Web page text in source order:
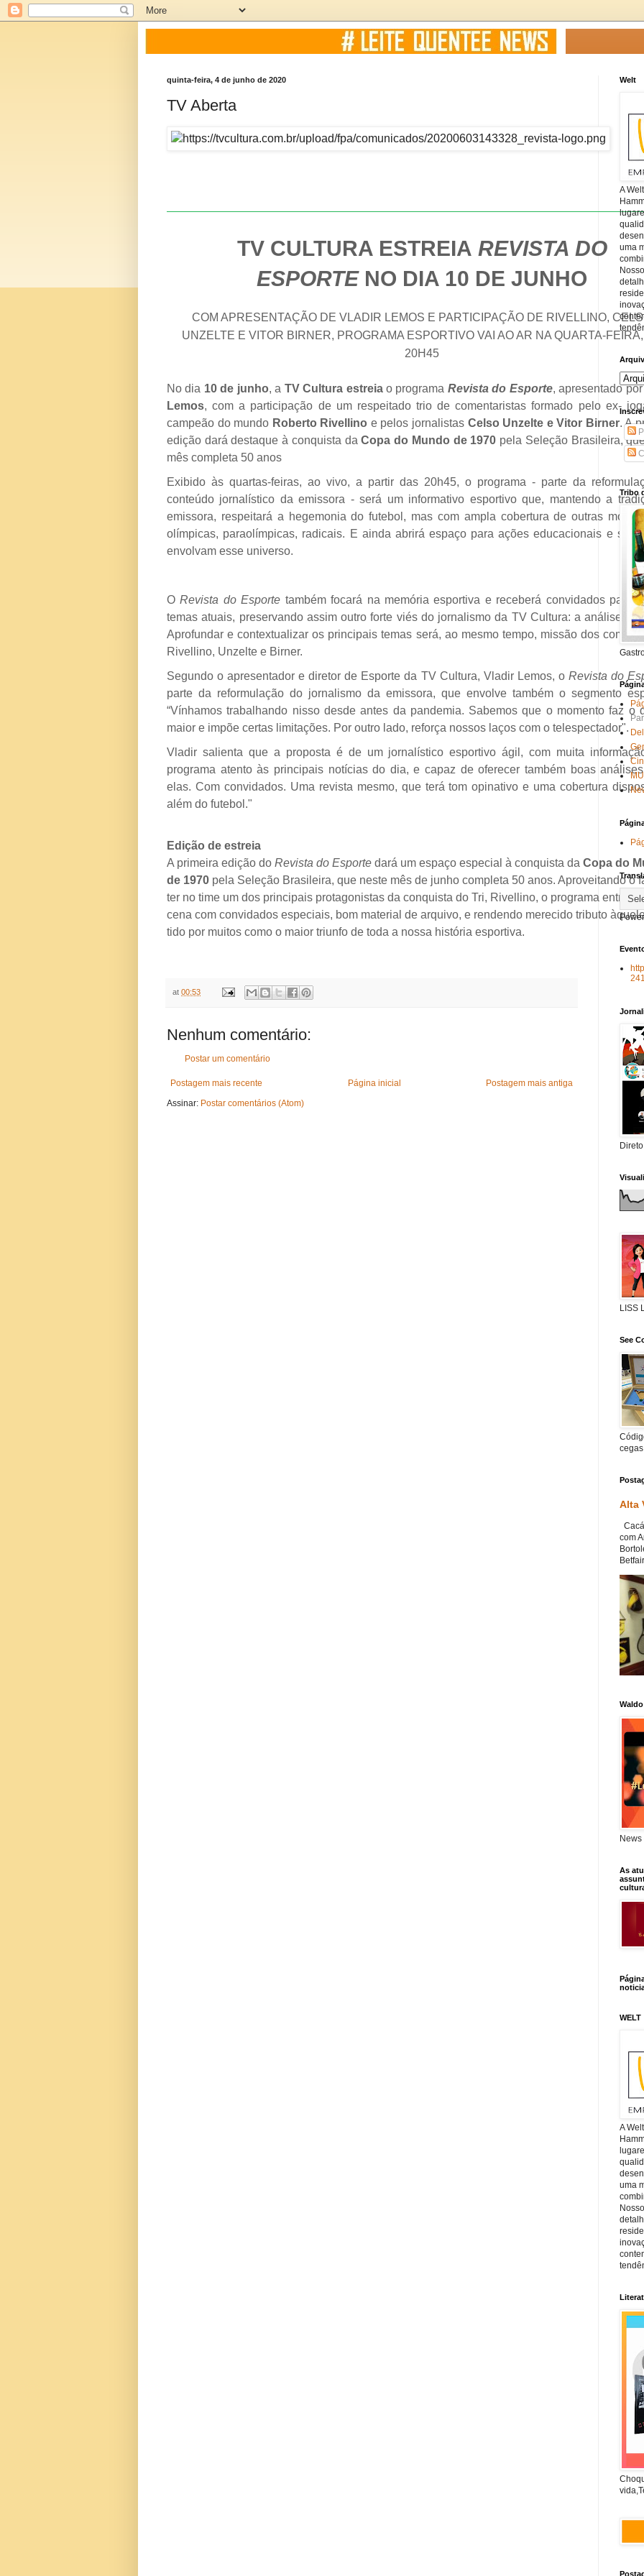
quinta-feira, 4 de junho de 2020
TV Aberta
TV CULTURA ESTREIA REVISTA DO
ESPORTENO DIA 10 DE JUNHO
COM APRESENTAÇÃO DE VLADIR LEMOS E PARTICIPAÇÃO DE RIVELLINO,
UNZELTE E VITOR BIRNER, PROGRAMA ESPORTIVO VAI AO AR NA QUARTA-
20H45
No dia 10 de junho, a TV Cultura estreiao programa Revista do Esporte, apresentado
Lemos, com a participação de um respeitado trio de comentaristas formado pelo ex-
campeão do mundo Roberto Rivellino e pelos jornalistas Celso Unzelte e Vitor Birner. A
edição dará destaque à conquista daCopa do Mundo de 1970 pela Seleção Brasileira,
mês completa 50 anos
Exibido às quartas-feiras, ao vivo, a partir das 20h45, o programa - parte da
conteúdo jornalístico da emissora - será um informativo esportivo que, mantendo a
emissora, respeitará a hegemonia do futebol, mas com ampla cobertura de outras
olímpicas, paraolímpicas, radicais. E ainda abrirá espaço para ações educacionais e
envolvam esse universo.
ORevista do Esporte também focará na memória esportiva e receberá convidados para
temas atuais, preservando assim outro forte viés do jornalismo da TV Cultura: a análise, o
Aprofundar e contextualizar os principais temas será, ao mesmo tempo, missão dos
Rivellino, Unzelte e Birner.
Segundo o apresentador e diretor de Esporte da TV Cultura, Vladir Lemos, o Revista do
parte da reformulação do jornalismo da emissora, que envolve também o segmento
“Vínhamos trabalhando nisso desde antes da pandemia. Sabemos que o momento faz o
maior e impõe certas limitações. Por outro lado, reforça nossos laços com o telespectador".
Vladir salienta que a proposta é de um jornalístico esportivo ágil, com muita
programa atento às principais notícias do dia, e capaz de oferecer também boas
elas. Com convidados. Uma revista mesmo, que terá tom opinativo e uma cobertura
além do futebol."
Edição de estreia
A primeira edição do Revista do Esporte dará um espaço especial à conquista da Copa do
de 1970 pela Seleção Brasileira, que neste mês de junho completa 50 anos. Aproveitando o
ter no time um dos principais protagonistas da conquista do Tri, Rivellino, o programa entrará
cena com convidados especiais, bom material de arquivo, e rendendo merecido tributo
tido por muitos como o maior triunfo de toda a nossa história esportiva.
at 00:53
Nenhum comentário:
Postar um comentário
Postagem mais recente Postagem mais antiga
Página inicial
Assinar: Postar comentários (Atom)
Welt
A
uma
Tribo
LISS
See
cegas
Alta
com
As
WELT
A
uma